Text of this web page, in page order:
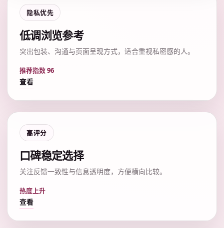
隐私优先
低调浏览参考
突出包装、沟通与页面呈现方式，适合重视私密感的人。
推荐指数 96
查看
高评分
口碑稳定选择
关注反馈一致性与信息透明度，方便横向比较。
热度上升
查看